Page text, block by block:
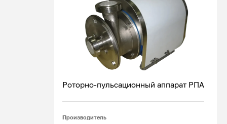
Роторно-пульсационный аппарат РПА
Производитель